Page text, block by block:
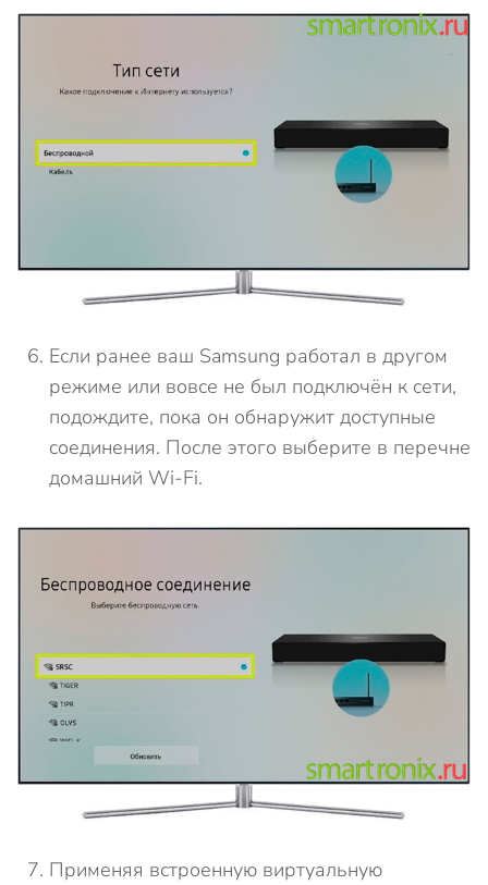
Если ранее ваш Samsung работал в другом
режиме или вовсе не был подключён к сети,
подождите, пока он обнаружит доступные
соединения. После этого выберите в перечне
домашний Wi-Fi.
Применяя встроенную виртуальную